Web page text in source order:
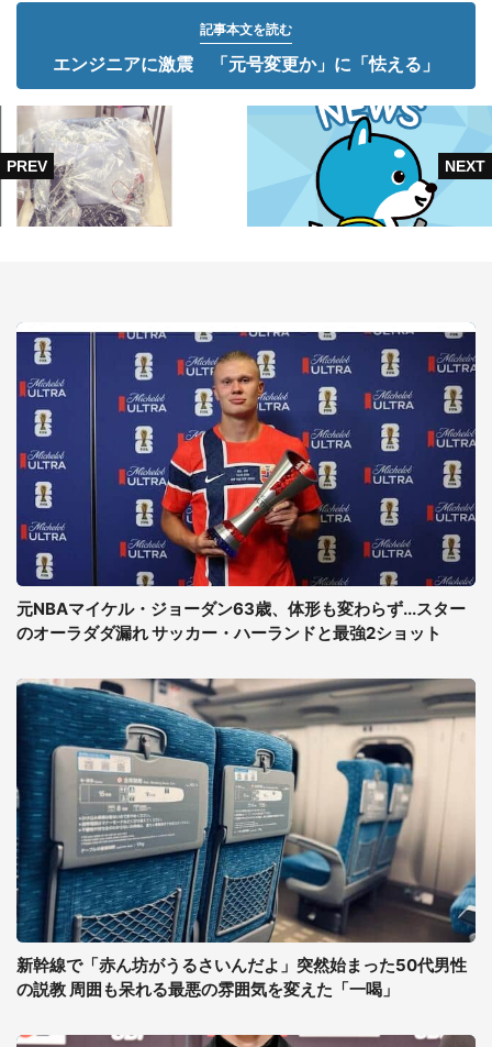
記事本文を読む
エンジニアに激震 「元号変更か」に「怯える」
元NBAマイケル・ジョーダン63歳、体形も変わらず...スター
のオーラダダ漏れ サッカー・ハーランドと最強2ショット
新幹線で「赤ん坊がうるさいんだよ」突然始まった50代男性
の説教 周囲も呆れる最悪の雰囲気を変えた「一喝」